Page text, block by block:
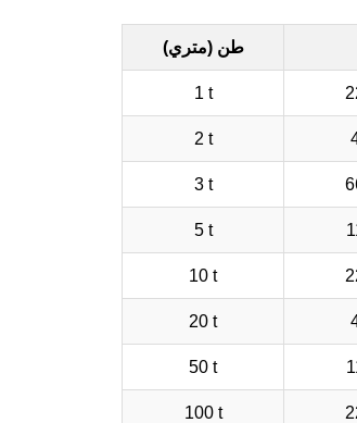
طن (متري)
1 t
2 t
3 t
5 t
10 t
20 t
50 t
100 t